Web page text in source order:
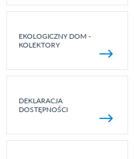
EKOLOGICZNY DOM -
KOLEKTORY
DEKLARACJA
DOSTĘPNOŚCI